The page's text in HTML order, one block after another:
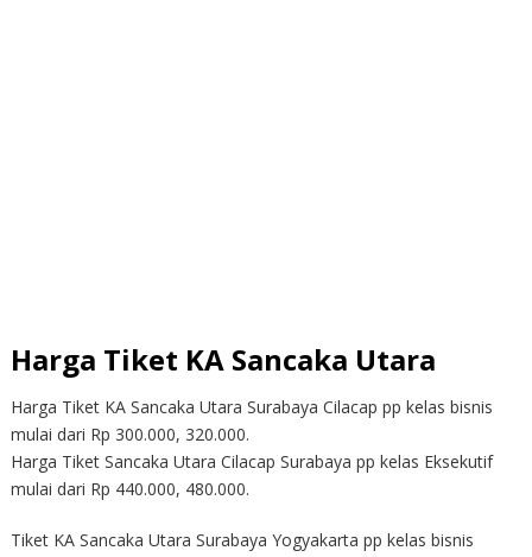
Harga Tiket KA Sancaka Utara
Harga Tiket KA Sancaka Utara Surabaya Cilacap pp kelas bisnis
mulai dari Rp 300.000, 320.000.
Harga Tiket Sancaka Utara Cilacap Surabaya pp kelas Eksekutif
mulai dari Rp 440.000, 480.000.
Tiket KA Sancaka Utara Surabaya Yogyakarta pp kelas bisnis